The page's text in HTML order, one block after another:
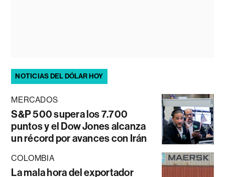
NOTICIAS DEL DÓLAR HOY
MERCADOS
S&P 500 supera los 7.700
puntos y el Dow Jones alcanza
un récord por avances con Irán
COLOMBIA
La mala hora del exportador